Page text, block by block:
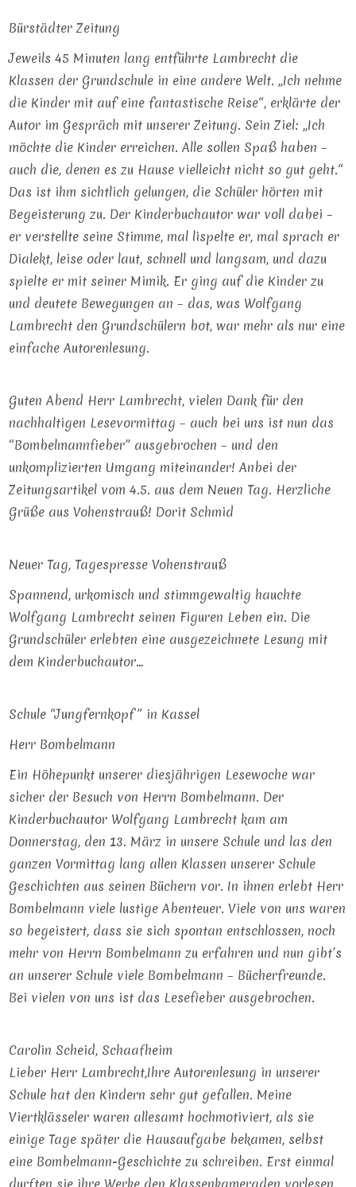
Bürstädter Zeitung
Jeweils 45 Minuten lang entführte Lambrecht die
Klassen der Grundschule in eine andere Welt. „Ich nehme
die Kinder mit auf eine fantastische Reise“, erklärte der
Autor im Gespräch mit unserer Zeitung. Sein Ziel: „Ich
möchte die Kinder erreichen. Alle sollen Spaß haben –
auch die, denen es zu Hause vielleicht nicht so gut geht.“
Das ist ihm sichtlich gelungen, die Schüler hörten mit
Begeisterung zu. Der Kinderbuchautor war voll dabei –
er verstellte seine Stimme, mal lispelte er, mal sprach er
Dialekt, leise oder laut, schnell und langsam, und dazu
spielte er mit seiner Mimik. Er ging auf die Kinder zu
und deutete Bewegungen an – das, was Wolfgang
Lambrecht den Grundschülern bot, war mehr als nur eine
einfache Autorenlesung.
Guten Abend Herr Lambrecht, vielen Dank für den
nachhaltigen Lesevormittag – auch bei uns ist nun das
“Bombelmannfieber” ausgebrochen – und den
unkomplizierten Umgang miteinander! Anbei der
Zeitungsartikel vom 4.5. aus dem Neuen Tag. Herzliche
Grüße aus Vohenstrauß! Dorit Schmid
Neuer Tag, Tagespresse Vohenstrauß
Spannend, urkomisch und stimmgewaltig hauchte
Wolfgang Lambrecht seinen Figuren Leben ein. Die
Grundschüler erlebten eine ausgezeichnete Lesung mit
dem Kinderbuchautor…
Schule “Jungfernkopf” in Kassel
Herr Bombelmann
Ein Höhepunkt unserer diesjährigen Lesewoche war
sicher der Besuch von Herrn Bombelmann. Der
Kinderbuchautor Wolfgang Lambrecht kam am
Donnerstag, den 13. März in unsere Schule und las den
ganzen Vormittag lang allen Klassen unserer Schule
Geschichten aus seinen Büchern vor. In ihnen erlebt Herr
Bombelmann viele lustige Abenteuer. Viele von uns waren
so begeistert, dass sie sich spontan entschlossen, noch
mehr von Herrn Bombelmann zu erfahren und nun gibt’s
an unserer Schule viele Bombelmann – Bücherfreunde.
Bei vielen von uns ist das Lesefieber ausgebrochen.
Carolin Scheid, Schaafheim
Lieber Herr Lambrecht,Ihre Autorenlesung in unserer
Schule hat den Kindern sehr gut gefallen. Meine
Viertklässeler waren allesamt hochmotiviert, als sie
einige Tage später die Hausaufgabe bekamen, selbst
eine Bombelmann-Geschichte zu schreiben. Erst einmal